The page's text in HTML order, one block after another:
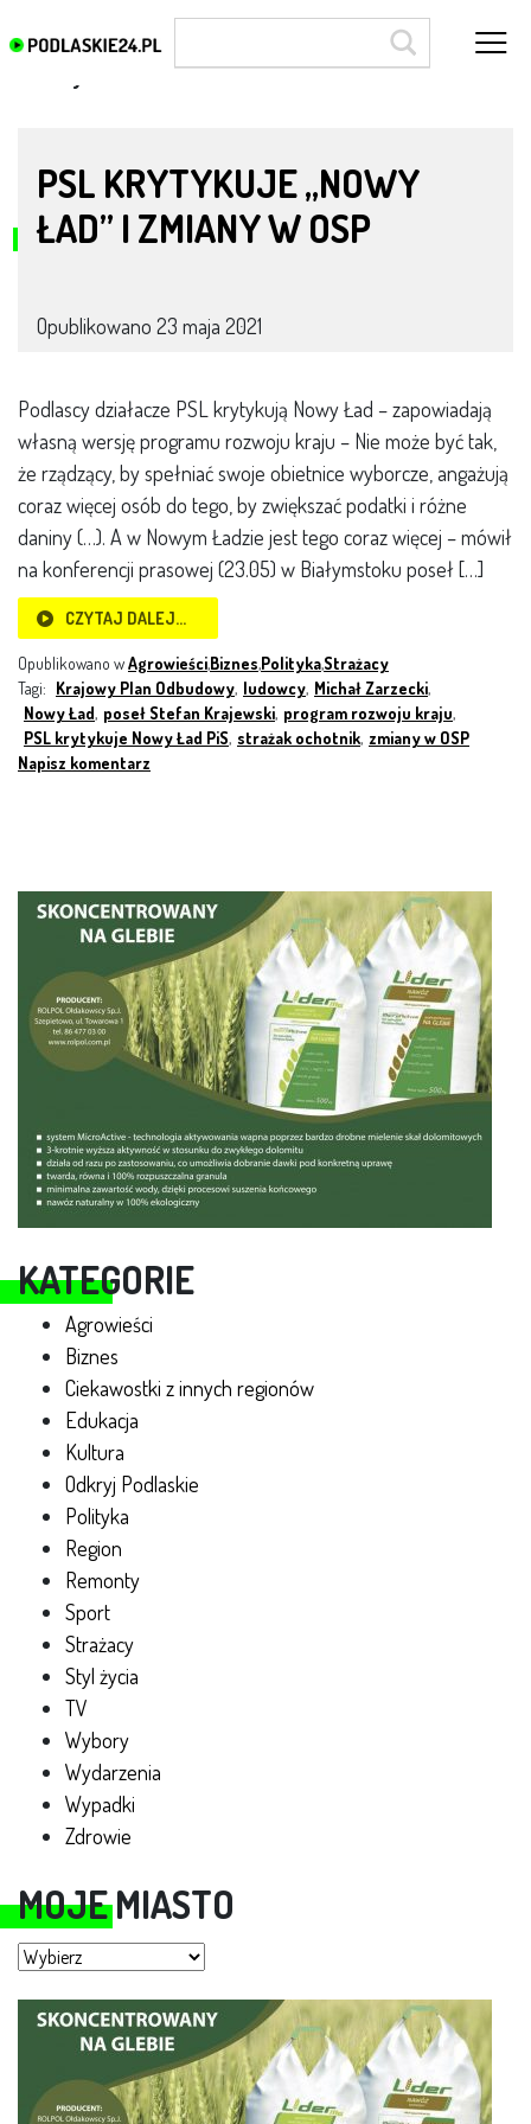
KATEGORIE
Agrowieści
Biznes
Ciekawostki z innych regionów
Edukacja
Kultura
Odkryj Podlaskie
Polityka
Region
Remonty
Sport
Strażacy
Styl życia
TV
Wybory
Wydarzenia
Wypadki
Zdrowie
MOJE MIASTO
Moje miasto
PSL KRYTYKUJE „NOWY
ŁAD” I ZMIANY W OSP
Opublikowano 23 maja 2021
Podlascy działacze PSL krytykują Nowy Ład – zapowiadają
własną wersję programu rozwoju kraju – Nie może być tak,
że rządzący, by spełniać swoje obietnice wyborcze, angażują
coraz więcej osób do tego, by zwiększać podatki i różne
daniny (…). A w Nowym Ładzie jest tego coraz więcej – mówił
na konferencji prasowej (23.05) w Białymstoku poseł […]
CZYTAJ DALEJ…
Opublikowano wAgrowieści,Biznes,Polityka,Strażacy
Tagi: Krajowy Plan Odbudowy, ludowcy, Michał Zarzecki,
Nowy Ład, poseł Stefan Krajewski, program rozwoju kraju,
PSL krytykuje Nowy Ład PiS, strażak ochotnik, zmiany w OSP
Napisz komentarz